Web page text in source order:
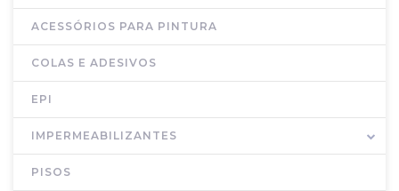
ACESSÓRIOS PARA PINTURA
COLAS E ADESIVOS
EPI
IMPERMEABILIZANTES
PISOS